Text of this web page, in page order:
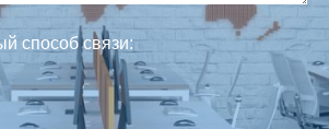
способ связи: